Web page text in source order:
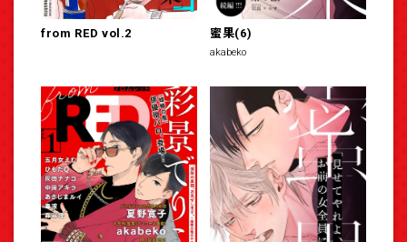
from RED vol.2 蜜果(6)
akabeko